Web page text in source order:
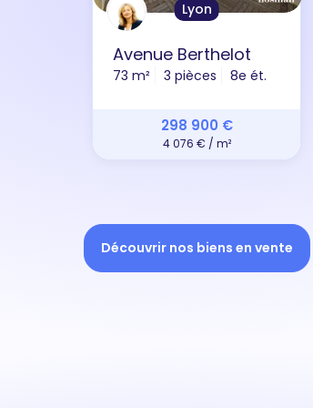
Lyon
Avenue Berthelot
73 m² 3 pièces 8e ét.
298 900 €
4 076 € / m²
Découvrir nos biens en vente